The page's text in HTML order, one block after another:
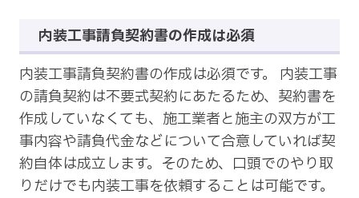
内装工事請負契約書の作成は必須
内装工事請負契約書の作成は必須です。 内装工事
の請負契約は不要式契約にあたるため、契約書を
作成していなくても、施工業者と施主の双方が工
事内容や請負代金などについて合意していれば契
約自体は成立します。そのため、口頭でのやり取
りだけでも内装工事を依頼することは可能です。